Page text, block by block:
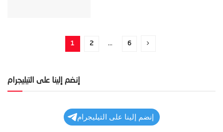
1 2 … 6
إنضم إلينا على التيليجرام
إنضم إلينا على التيليجرام